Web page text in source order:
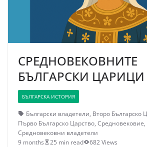
СРЕДНОВЕКОВНИТЕ
БЪЛГАРСКИ ЦАРИЦИ
БЪЛГАРСКА ИСТОРИЯ
Български владетели, Второ Българско
Първо Българско Царство, Средновековие,
Средновековни владетели
9 months
25 min read 682 Views